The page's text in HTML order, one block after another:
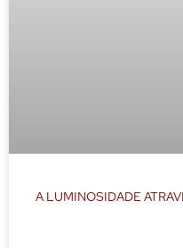
A LUMINOSIDADE